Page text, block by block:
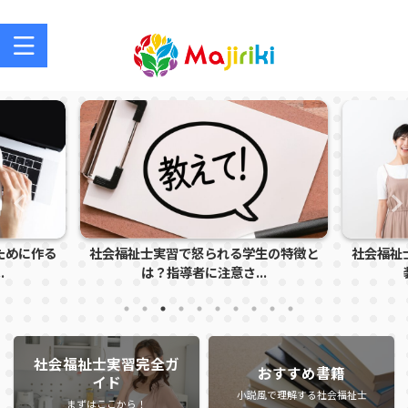
めに作る
社会福祉士実習で怒られる学生の特徴と
は？指導者に注意さ...
社会福祉
社会福祉士実習完全ガ
イド
まずはここから！
おすすめ書籍
小説風で理解する社会福祉士